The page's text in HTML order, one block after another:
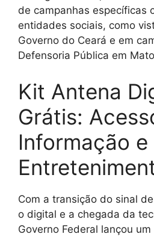
de campanhas específicas
entidades sociais, como
Governo do Ceará e em
Defensoria Pública em
Kit Antena
Grátis:
Informação e
Com a transição do sinal
o digital e a chegada da
Governo Federal lançou